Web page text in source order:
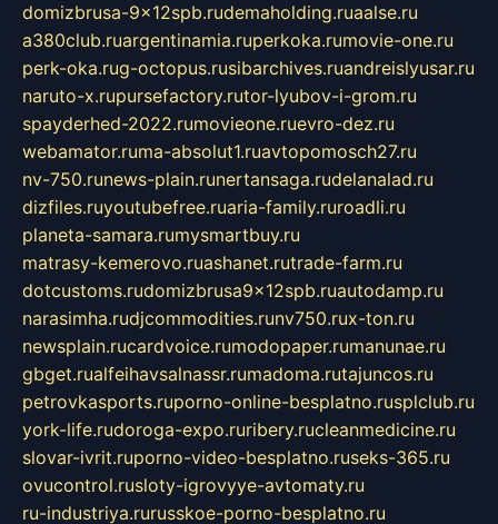
domizbrusa-9x12spb.rudemaholding.ruaalse.ru
a380club.ruargentinamia.ruperkoka.rumovie-one.ru
perk-oka.rug-octopus.rusibarchives.ruandreislyusar.ru
naruto-x.rupursefactory.rutor-lyubov-i-grom.ru
spayderhed-2022.rumovieone.ruevro-dez.ru
webamator.ruma-absolut1.ruavtopomosch27.ru
nv-750.runews-plain.runertansaga.rudelanalad.ru
dizfiles.ruyoutubefree.ruaria-family.ruroadli.ru
planeta-samara.rumysmartbuy.ru
matrasy-kemerovo.ruashanet.rutrade-farm.ru
dotcustoms.rudomizbrusa9x12spb.ruautodamp.ru
narasimha.rudjcommodities.runv750.rux-ton.ru
newsplain.rucardvoice.rumodopaper.rumanunae.ru
gbget.rualfeihavsalnassr.rumadoma.rutajuncos.ru
petrovkasports.ruporno-online-besplatno.rusplclub.ru
york-life.rudoroga-expo.ruribery.rucleanmedicine.ru
slovar-ivrit.ruporno-video-besplatno.ruseks-365.ru
ovucontrol.rusloty-igrovyye-avtomaty.ru
ru-industriya.rurusskoe-porno-besplatno.ru